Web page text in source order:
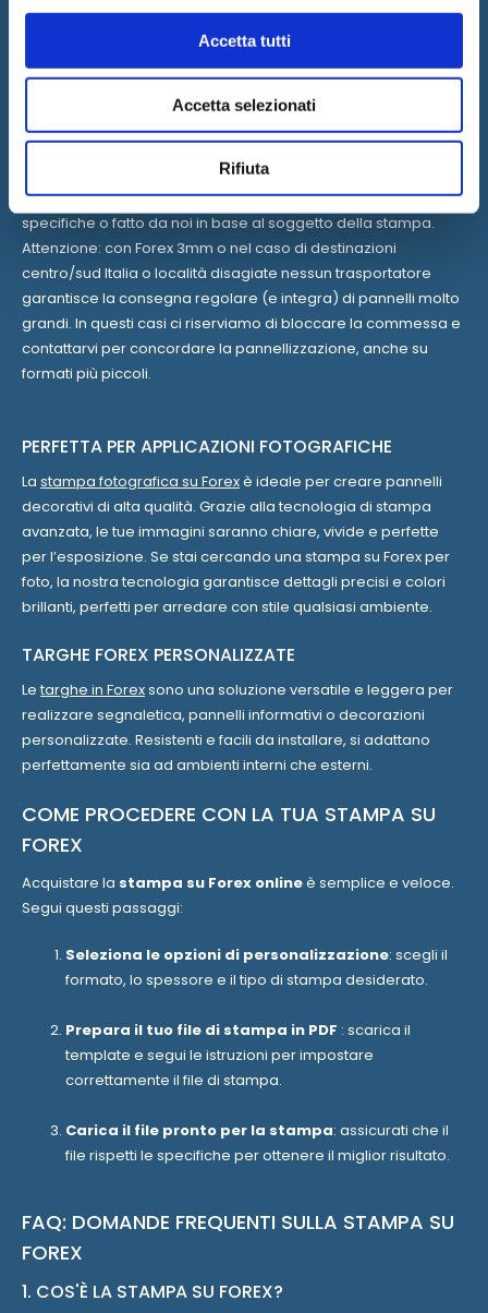
Accetta tutti
Accetta selezionati
Rifiuta
Stampa bifacciale
Taglio sagomato: permette di avere lo stampato in
di seguire quindi un tracciato di taglio fornito in formato
Il formato massimo per il pannello unico è 290x200 cm. Sopra
questa misura verrà eseguita pannellizzazione, quindi il
pannello viene suddiviso in più parti secondo vostre
specifiche o fatto da noi in base al soggetto della stampa.
Attenzione: con Forex 3mm o nel caso di destinazioni
centro/sud Italia o località disagiate nessun trasportatore
garantisce la consegna regolare (e integra) di pannelli molto
grandi. In questi casi ci riserviamo di bloccare la commessa e
contattarvi per concordare la pannellizzazione, anche su
formati più piccoli.
PERFETTA PER APPLICAZIONI FOTOGRAFICHE
La stampa fotografica su Forexè ideale per creare pannelli
decorativi di alta qualità. Grazie alla tecnologia di stampa
avanzata, le tue immagini saranno chiare, vivide e perfette
per l’esposizione. Se stai cercando una stampa su Forex per
foto, la nostra tecnologia garantisce dettagli precisi e colori
brillanti, perfetti per arredare con stile qualsiasi ambiente.
TARGHE FOREX PERSONALIZZATE
Le targhe in Forexsono una soluzione versatile e leggera per
realizzare segnaletica, pannelli informativi o decorazioni
personalizzate. Resistenti e facili da installare, si adattano
perfettamente sia ad ambienti interni che esterni.
COME PROCEDERE CON LA TUA STAMPA SU
FOREX
Acquistare la stampa su Forex onlineè semplice e veloce.
Segui questi passaggi:
Seleziona le opzioni di personalizzazione: scegli il
formato, lo spessore e il tipo di stampa desiderato.
Prepara il tuo file di stampa in PDF : scarica il
template e segui le istruzioni per impostare
correttamente il file di stampa.
Carica il file pronto per la stampa: assicurati che il
file rispetti le specifiche per ottenere il miglior risultato.
FAQ: DOMANDE FREQUENTI SULLA STAMPA SU
FOREX
1. COS'È LA STAMPA SU FOREX?